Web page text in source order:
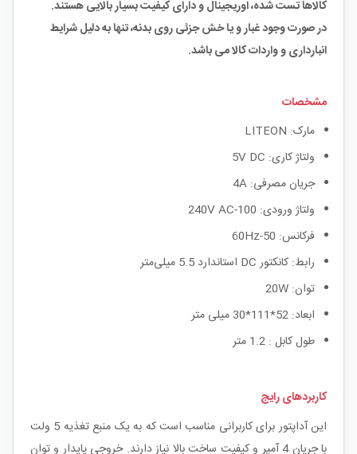
کالاها تست شده، اوریجینال و دارای کیفیت بسیار بالایی هستند.
در صورت وجود غبار و یا خش جزئی روی بدنه، تنها به دلیل شرایط
انبارداری و واردات کالا می باشد.
مشخصات
مارک: LITEON
ولتاژ کاری: 5V DC
جریان مصرفی: 4A
ولتاژ ورودی: 100-240V AC
فرکانس: 50-60Hz
رابط: کانکتور DC استاندارد 5.5 میلی‌متر
توان: 20W
ابعاد: 52*111*30 میلی متر
طول کابل : 1.2 متر
کاربردهای رایج
این آداپتور برای کاربرانی مناسب است که به یک منبع تغذیه 5 ولت
با جریان 4 آمپر و کیفیت ساخت بالا نیاز دارند. خروجی پایدار و توان